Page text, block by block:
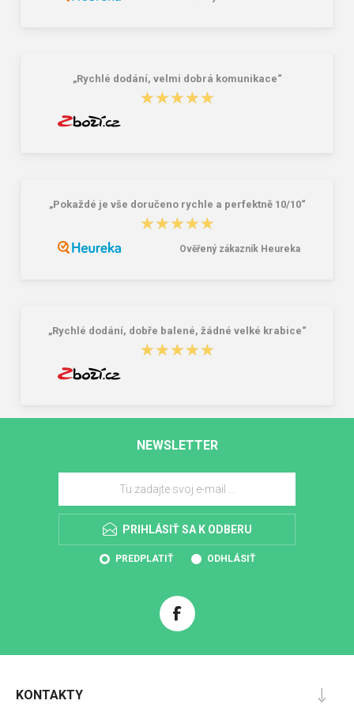
„Rychlé dodání, velmi dobrá komunikace“
★★★★★
★★★★★
„Pokaždé je vše doručeno rychle a perfektně 10/10“
★★★★★
★★★★★
Ověřený zákazník Heureka
„Rychlé dodání, dobře balené, žádné velké krabice“
★★★★★
★★★★★
NEWSLETTER
PRIHLÁSIŤ SA K ODBERU
PREDPLATIŤ ODHLÁSIŤ
KONTAKTY